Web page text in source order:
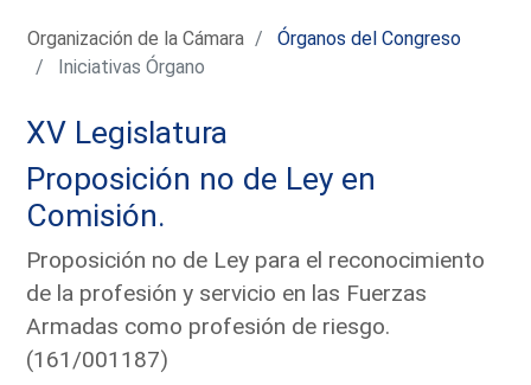
Organización de la Cámara
Órganos del Congreso
Iniciativas Órgano
XV Legislatura
Proposición no de Ley en
Comisión.
Proposición no de Ley para el reconocimiento
de la profesión y servicio en las Fuerzas
Armadas como profesión de riesgo.
(161/001187)